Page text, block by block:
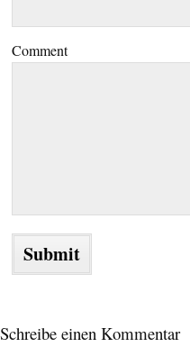
Comment
Schreibe einen Kommentar